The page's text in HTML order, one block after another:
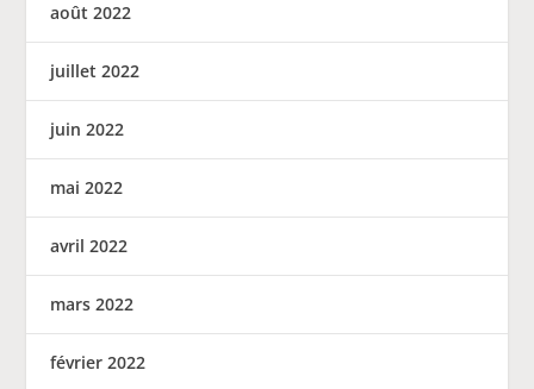
août 2022
juillet 2022
juin 2022
mai 2022
avril 2022
mars 2022
février 2022